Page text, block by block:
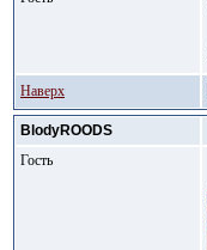
Наверх
BlodyROODS
Гость